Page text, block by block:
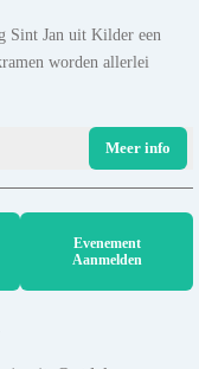
Sint Jan uit Kilder een
worden allerlei
Meer info
Evenement
Aanmelden